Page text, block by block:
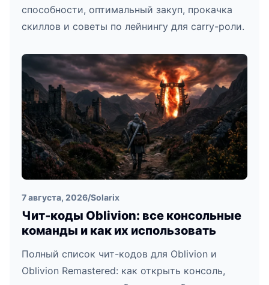
способности, оптимальный закуп, прокачка
скиллов и советы по лейнингу для carry-роли.
7 августа, 2026/Solarix
Чит-коды Oblivion: все консольные
команды и как их использовать
Полный список чит-кодов для Oblivion и
Oblivion Remastered: как открыть консоль,